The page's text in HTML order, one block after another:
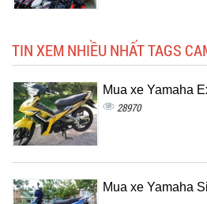
TIN XEM NHIỀU NHẤT TAGS
Mua xe Yamaha
28970
Mua xe Yamaha